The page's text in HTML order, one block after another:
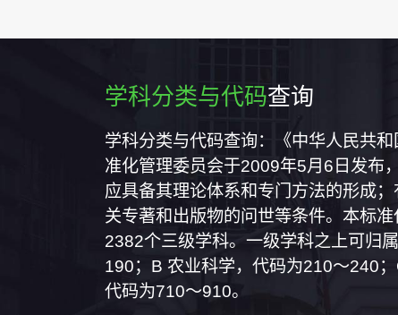
学科分类与代码查询
学科分类与代码查询：《中华人民共
准化管理委员会于2009年5月6日发布
应具备其理论体系和专门方法的形成
关专著和出版物的问世等条件。本标
2382个三级学科。一级学科之上可归
190；B 农业科学，代码为210～240
代码为710～910。